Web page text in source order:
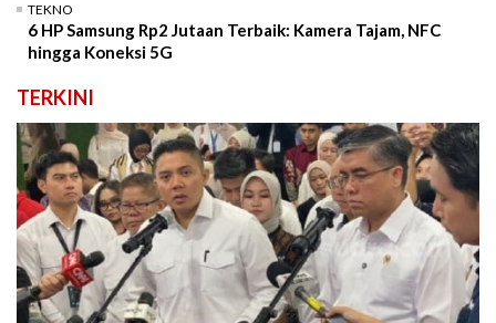
TEKNO
6 HP Samsung Rp2 Jutaan Terbaik: Kamera Tajam, NFC
hingga Koneksi 5G
TERKINI